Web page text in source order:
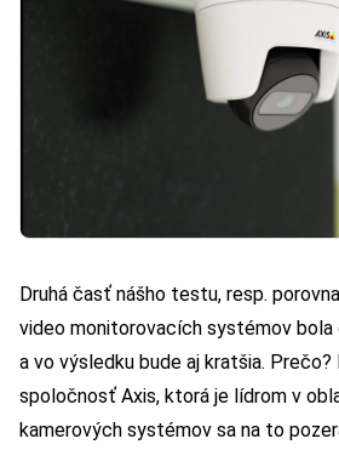
Druhá časť nášho testu, resp.
video monitorovacích systémov bola
a vo výsledku bude aj kratšia.
spoločnosť Axis, ktorá je lídrom v
kamerových systémov sa na to